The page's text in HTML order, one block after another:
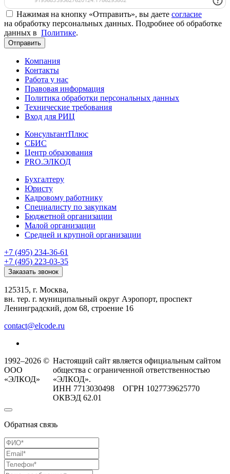
Нажимая на кнопку «Отправить», вы даете согласие
на обработку персональных данных. Подробнее об обработке
данных в Политике.
Отправить
Компания
Контакты
Работа у нас
Правовая информация
Политика обработки персональных данных
Технические требования
Вход для РИЦ
КонсультантПлюс
СБИС
Центр образования
PRO.ЭЛКОД
Бухгалтеру
Юристу
Кадровому работнику
Специалисту по закупкам
Бюджетной организации
Малой организации
Средней и крупной организации
+7 (495) 234-36-61
+7 (495) 223-03-35
Заказать звонок
125315, г. Москва,
вн. тер. г. муниципальный округ Аэропорт, проспект
Ленинградский, дом 68, строение 16
contact@elcode.ru
1992–2026 ©
ООО
«ЭЛКОД»
Настоящий сайт является официальным сайтом
общества с ограниченной ответственностью
«ЭЛКОД».
ИНН 7713030498 ОГРН 1027739625770
ОКВЭД 62.01
Обратная связь